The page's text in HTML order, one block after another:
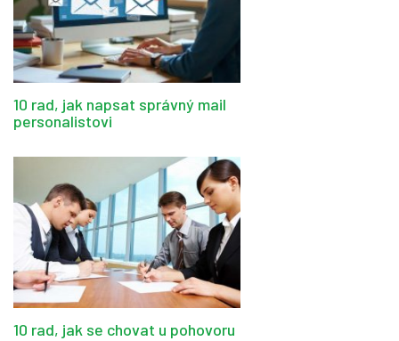
10 rad, jak napsat správný mail
personalistovi
10 rad, jak se chovat u pohovoru